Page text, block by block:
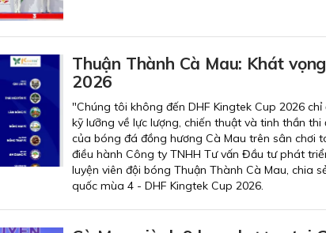
Thuận Thành Cà Mau: Khát
2026
"Chúng tôi không đến DHF Kingtek Cup 2026
kỹ lưỡng về lực lượng, chiến thuật và tinh thần
của bóng đá đồng hương Cà Mau trên sân chơi
điều hành Công ty TNHH Tư vấn Đầu tư phát
luyện viên đội bóng Thuận Thành Cà Mau, chia
quốc mùa 4 - DHF Kingtek Cup 2026.